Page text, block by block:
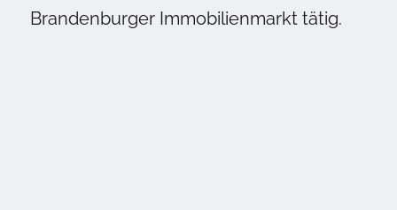
Brandenburger Immobilienmarkt tätig.